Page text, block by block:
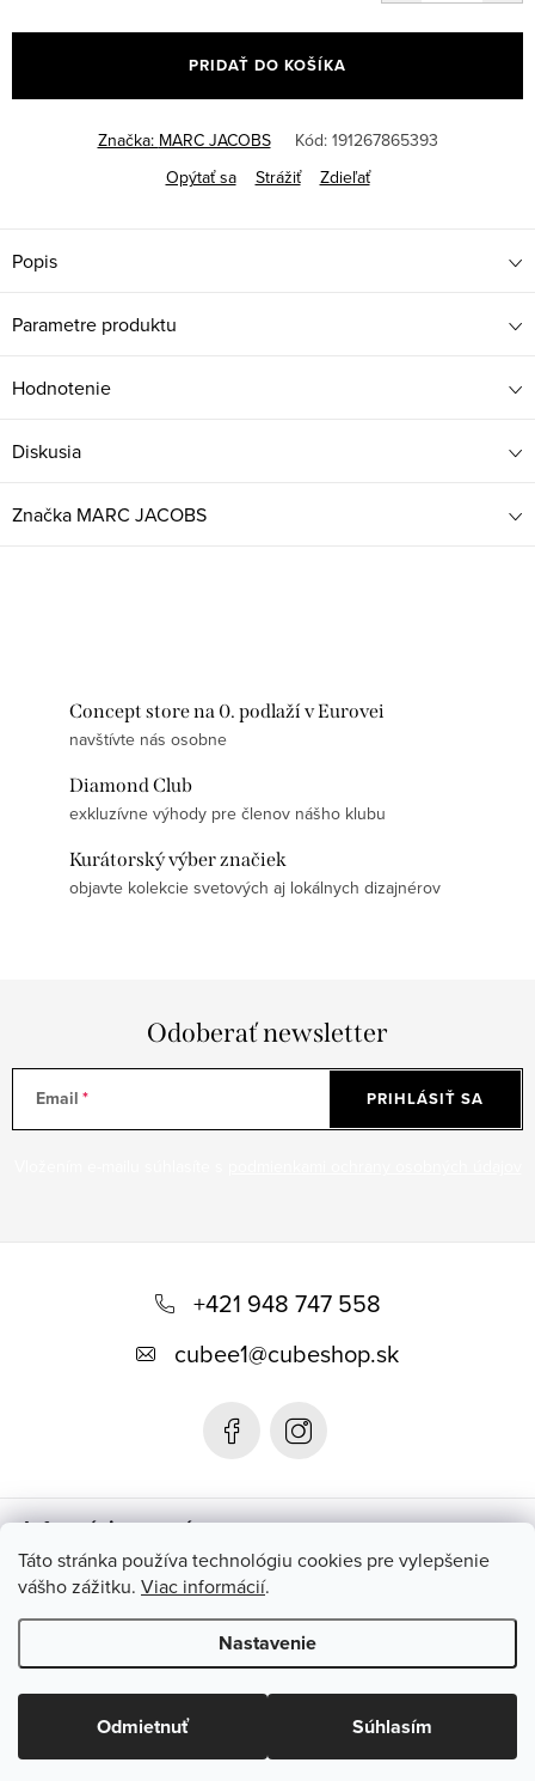
Táto stránka používa technológiu cookies pre vylepšenie
vášho zážitku. Viac informácií.
Nastavenie
Odmietnuť Súhlasím
cena:
PRIDAŤ DO KOŠÍKA
Značka: MARC JACOBS Kód: 191267865393
Opýtať sa
Strážiť Zdieľať
Popis
Parametre produktu
Hodnotenie
Diskusia
Značka MARC JACOBS
Concept store na 0. podlaží v Eurovei
navštívte nás osobne
Diamond Club
exkluzívne výhody pre členov nášho klubu
Kurátorský výber značiek
objavte kolekcie svetových aj lokálnych dizajnérov
Odoberať newsletter
Email PRIHLÁSIŤ SA
e
+421 948 747 558
cubee1@cubeshop.sk
Informácie pre vás
Instagram
Copyright 2026CUBESHOP.SK. Všetky práva vyhradené.Upraviť
nastavenie cookies